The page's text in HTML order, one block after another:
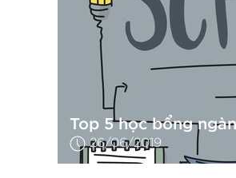
Top 5 học bổng
26/06/2019